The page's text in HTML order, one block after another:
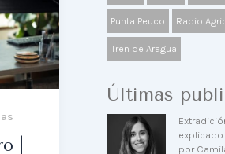
|
Punta Peuco Radio
Tren de Aragua
Últimas
por